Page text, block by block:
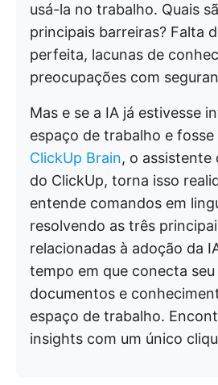
usá-la no trabalho. Quais
principais barreiras? Falta
perfeita, lacunas de
preocupações com
Mas e se a IA já estivesse
espaço de trabalho e fosse
ClickUp Brain, o assistente
do ClickUp, torna isso
entende comandos em
resolvendo as três
relacionadas à adoção da
tempo em que conecta
documentos e
espaço de trabalho.
insights com um único